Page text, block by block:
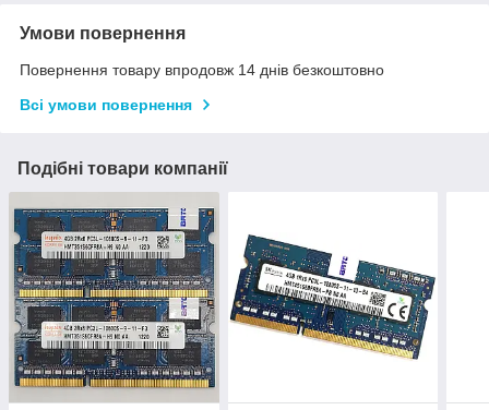
Умови повернення
Повернення товару впродовж 14 днів безкоштовно
Всі умови повернення
Подібні товари компанії